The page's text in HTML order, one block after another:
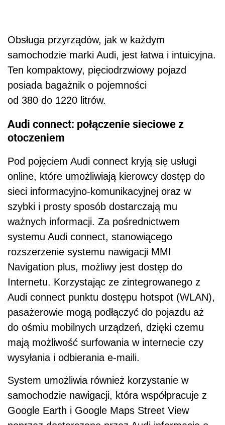
Obsługa przyrządów, jak w każdym
samochodzie marki Audi, jest łatwa i intuicyjna.
Ten kompaktowy, pięciodrzwiowy pojazd
posiada bagażnik o pojemności
od 380 do 1220 litrów.
Audi connect: połączenie sieciowe z
otoczeniem
Pod pojęciem Audi connect kryją się usługi
online, które umożliwiają kierowcy dostęp do
sieci informacyjno-komunikacyjnej oraz w
szybki i prosty sposób dostarczają mu
ważnych informacji. Za pośrednictwem
systemu Audi connect, stanowiącego
rozszerzenie systemu nawigacji MMI
Navigation plus, możliwy jest dostęp do
Internetu. Korzystając ze zintegrowanego z
Audi connect punktu dostępu hotspot (WLAN),
pasażerowie mogą podłączyć do pojazdu aż
do ośmiu mobilnych urządzeń, dzięki czemu
mają możliwość surfowania w internecie czy
wysyłania i odbierania e-maili.
System umożliwia również korzystanie w
samochodzie nawigacji, która współpracuje z
Google Earth i Google Maps Street View